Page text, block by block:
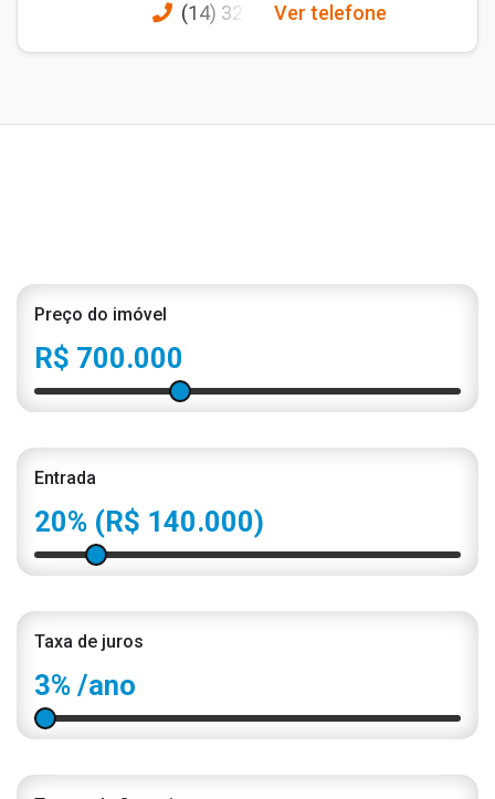
(14) 323 Ver telefone
Preço do imóvel
R$ 700.000
Entrada
20% (R$ 140.000)
Taxa de juros
3% /ano